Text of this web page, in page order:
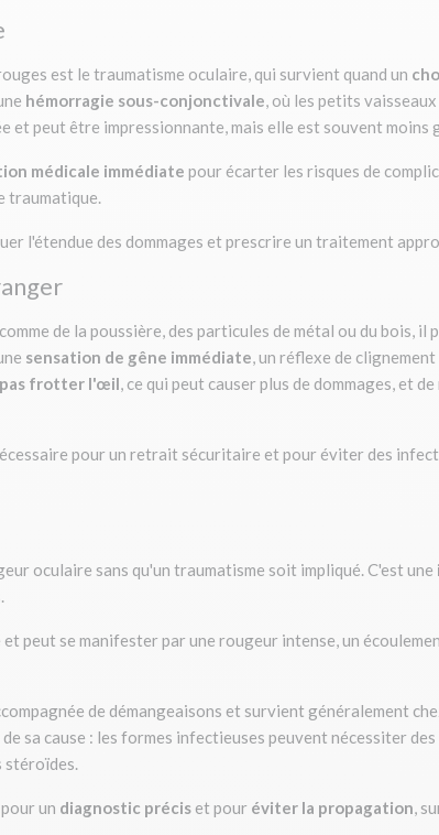
est le traumatisme oculaire, qui survient quand un
hémorragie sous-conjonctivale, où les petits
peut être impressionnante, mais elle est souvent moins
médicale immédiate pour écarter les risques de
traumatique.
l'étendue des dommages et prescrire un traitement
de la poussière, des particules de métal ou du bois,
sensation de gêne immédiate, un réflexe de
frotter l'œil, ce qui peut causer plus de dommages, et
pour un retrait sécuritaire et pour éviter des
oculaire sans qu'un traumatisme soit impliqué. C'est une
peut se manifester par une rougeur intense, un
de démangeaisons et survient généralement
sa cause : les formes infectieuses peuvent nécessiter des
stéroïdes.
un diagnostic précis et pour éviter la propagation,